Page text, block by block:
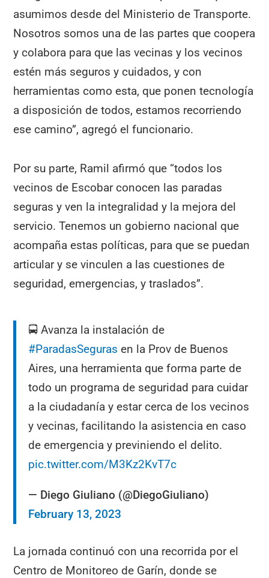
asumimos desde del Ministerio de Transporte.
Nosotros somos una de las partes que coopera
y colabora para que las vecinas y los vecinos
estén más seguros y cuidados, y con
herramientas como esta, que ponen tecnología
a disposición de todos, estamos recorriendo
ese camino”, agregó el funcionario.
Por su parte, Ramil afirmó que “todos los
vecinos de Escobar conocen las paradas
seguras y ven la integralidad y la mejora del
servicio. Tenemos un gobierno nacional que
acompaña estas políticas, para que se puedan
articular y se vinculen a las cuestiones de
seguridad, emergencias, y traslados”.
🚍 Avanza la instalación de
#ParadasSeguras en la Prov de Buenos
Aires, una herramienta que forma parte de
todo un programa de seguridad para cuidar
a la ciudadanía y estar cerca de los vecinos
y vecinas, facilitando la asistencia en caso
de emergencia y previniendo el delito.
pic.twitter.com/M3Kz2KvT7c
— Diego Giuliano (@DiegoGiuliano)
February 13, 2023
La jornada continuó con una recorrida por el
Centro de Monitoreo de Garín, donde se